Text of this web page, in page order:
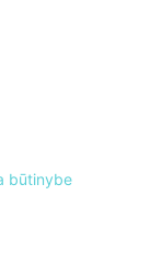
būtinybe